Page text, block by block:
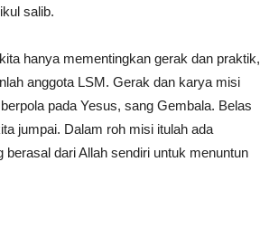
salib.
hanya mementingkan gerak dan praktik,
anggota LSM. Gerak dan karya misi
pada Yesus, sang Gembala. Belas
jumpai. Dalam roh misi itulah ada
dari Allah sendiri untuk menuntun